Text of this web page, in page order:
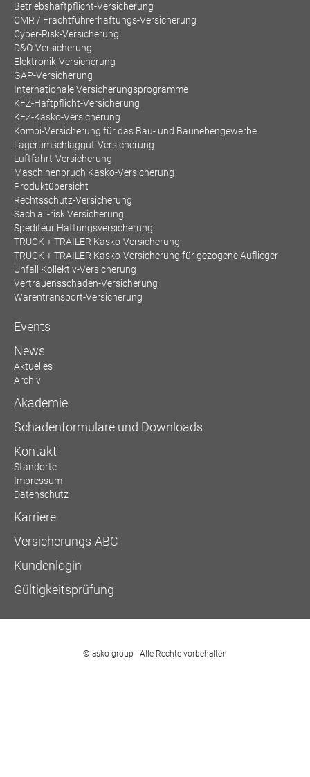
Betriebshaftpflicht-Versicherung
CMR / Frachtführerhaftungs-Versicherung
Cyber-Risk-Versicherung
D&O-Versicherung
Elektronik-Versicherung
GAP-Versicherung
Internationale Versicherungsprogramme
KFZ-Haftpflicht-Versicherung
KFZ-Kasko-Versicherung
Kombi-Versicherung für das Bau- und Baunebengewerbe
Lagerumschlaggut-Versicherung
Luftfahrt-Versicherung
Maschinenbruch Kasko-Versicherung
Produktübersicht
Rechtsschutz-Versicherung
Sach all-risk Versicherung
Spediteur Haftungsversicherung
TRUCK + TRAILER Kasko-Versicherung
TRUCK + TRAILER Kasko-Versicherung für gezogene Auflieger
Unfall Kollektiv-Versicherung
Vertrauensschaden-Versicherung
Warentransport-Versicherung
Events
News
Aktuelles
Archiv
Akademie
Schadenformulare und Downloads
Kontakt
Standorte
Impressum
Datenschutz
Karriere
Versicherungs-ABC
Kundenlogin
Gültigkeitsprüfung
© asko group - Alle Rechte vorbehalten